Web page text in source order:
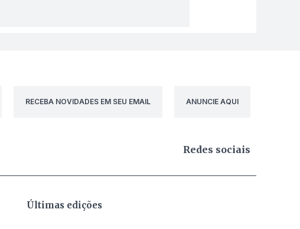
RECEBA NOVIDADES EM SEU EMAIL ANUNCIE AQUI
Redes sociais
Últimas edições